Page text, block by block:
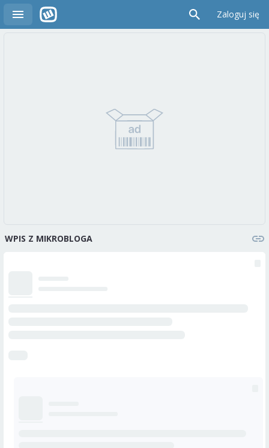
Zaloguj się
WPIS Z MIKROBLOGA